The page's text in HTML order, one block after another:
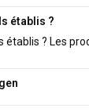
établis ?
? Les